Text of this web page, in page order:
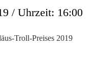
/ Uhrzeit: 16:00
Troll-Preises 2019